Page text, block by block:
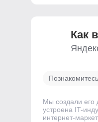
Как
Мы создали его
устроена IT-
интернет-